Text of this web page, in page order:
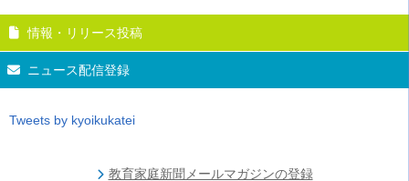
情報・リリース投稿
ニュース配信登録
Tweets by kyoikukatei
教育家庭新聞メールマガジンの登録